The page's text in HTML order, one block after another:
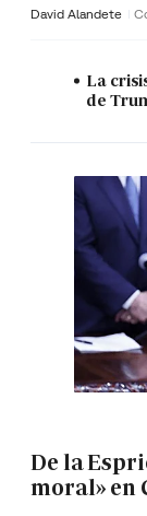
David Alandete
La
de
De la
moral» en